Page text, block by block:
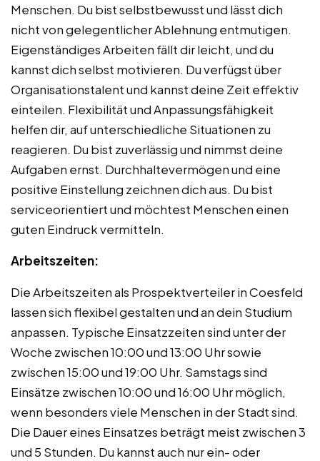
Menschen. Du bist selbstbewusst und lässt dich
nicht von gelegentlicher Ablehnung entmutigen.
Eigenständiges Arbeiten fällt dir leicht, und du
kannst dich selbst motivieren. Du verfügst über
Organisationstalent und kannst deine Zeit effektiv
einteilen. Flexibilität und Anpassungsfähigkeit
helfen dir, auf unterschiedliche Situationen zu
reagieren. Du bist zuverlässig und nimmst deine
Aufgaben ernst. Durchhaltevermögen und eine
positive Einstellung zeichnen dich aus. Du bist
serviceorientiert und möchtest Menschen einen
guten Eindruck vermitteln.
Arbeitszeiten:
Die Arbeitszeiten als Prospektverteiler in Coesfeld
lassen sich flexibel gestalten und an dein Studium
anpassen. Typische Einsatzzeiten sind unter der
Woche zwischen 10:00 und 13:00 Uhr sowie
zwischen 15:00 und 19:00 Uhr. Samstags sind
Einsätze zwischen 10:00 und 16:00 Uhr möglich,
wenn besonders viele Menschen in der Stadt sind.
Die Dauer eines Einsatzes beträgt meist zwischen 3
und 5 Stunden. Du kannst auch nur ein- oder